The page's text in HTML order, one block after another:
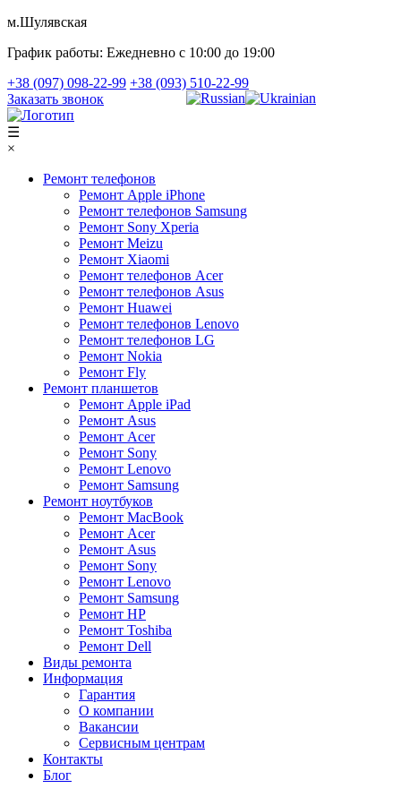
м.Шулявская
График работы: Ежедневно с 10:00 до 19:00
+38 (097) 098-22-99 +38 (093) 510-22-99
Заказать звонок
☰
×
Ремонт телефонов
Ремонт Apple iPhone
Ремонт телефонов Samsung
Ремонт Sony Xperia
Ремонт Meizu
Ремонт Xiaomi
Ремонт телефонов Acer
Ремонт телефонов Asus
Ремонт Huawei
Ремонт телефонов Lenovo
Ремонт телефонов LG
Ремонт Nokia
Ремонт Fly
Ремонт планшетов
Ремонт Apple iPad
Ремонт Asus
Ремонт Acer
Ремонт Sony
Ремонт Lenovo
Ремонт Samsung
Ремонт ноутбуков
Ремонт MacBook
Ремонт Acer
Ремонт Asus
Ремонт Sony
Ремонт Lenovo
Ремонт Samsung
Ремонт HP
Ремонт Toshiba
Ремонт Dell
Виды ремонта
Информация
Гарантия
О компании
Вакансии
Сервисным центрам
Контакты
Блог